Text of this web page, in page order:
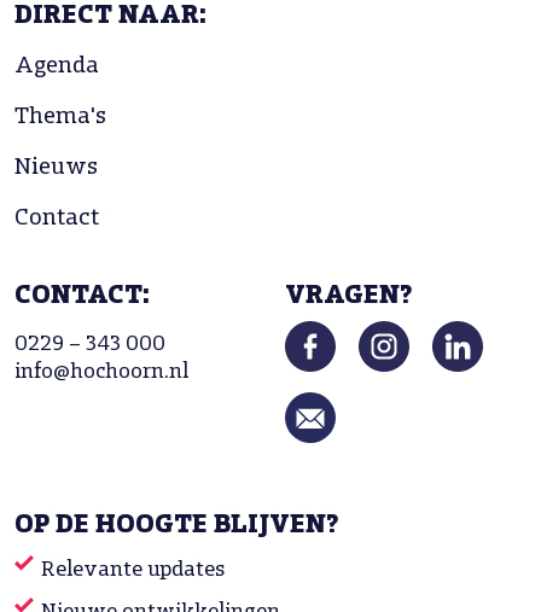
DIRECT NAAR:
Agenda
Thema's
Nieuws
Contact
CONTACT:
0229 – 343 000
info@hochoorn.nl
VRAGEN?
OP DE HOOGTE BLIJVEN?
Relevante updates